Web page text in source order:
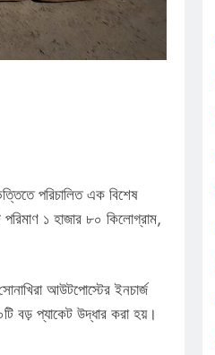
পরিচালিত এক বিশেষ
১ হাজার ৮০ কিলোগ্রাম,
আউটপোস্টের ইনচার্জ
বড় প্যাকেট উদ্ধার করা হয়।